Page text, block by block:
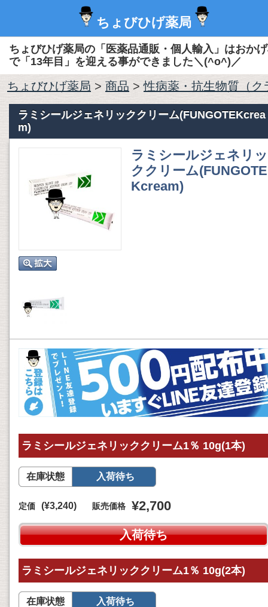
ちょびひげ薬局
ちょびひげ薬局の「医薬品通販・個人輸入」はおか
で「13年目」を迎える事ができました＼(^o^)／
ちょびひげ薬局 > 商品 >性病薬・抗生物質（
ラミシールジェネリッククリーム(FUNGOTEKcrea
m)
ラミシールジェネリッ
ククリーム(FUNGOTE
Kcream)
ラミシールジェネリッククリーム1％ 10g(1本)
在庫状態 入荷待ち
定価 (¥3,240) 販売価格 ¥2,700
入荷待ち
ラミシールジェネリッククリーム1％ 10g(2本)
在庫状態 入荷待ち